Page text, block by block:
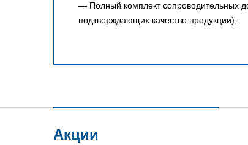
— Полный комплект сопроводительных
подтверждающих качество продукции);
Акции